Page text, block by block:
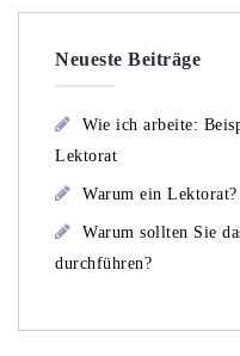
Neueste Beiträge
Wie ich arbeite:
Lektorat
Warum ein Lektorat?
Warum sollten Sie
durchführen?